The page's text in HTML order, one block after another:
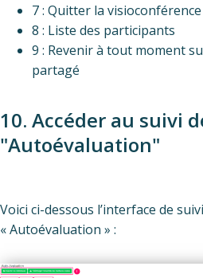
7 : Quitter la visioconférence
8 : Liste des participants
9 : Revenir à tout moment
partagé
10. Accéder au suivi
"Autoévaluation"
Voici ci-dessous l’interface de
« Autoévaluation » :